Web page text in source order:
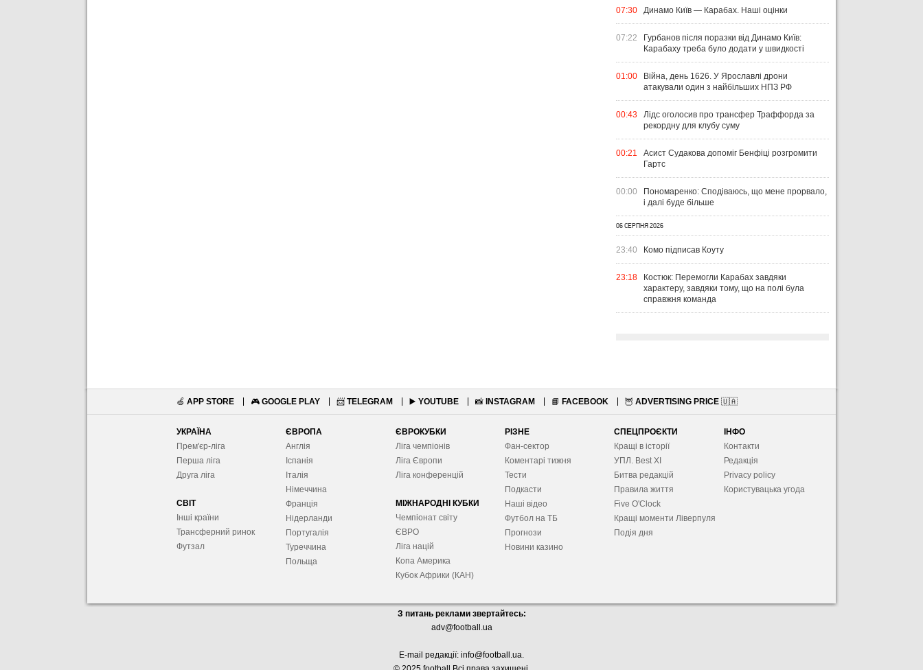
07:30 Динамо Київ — Карабах. Наші оцінки
07:22
Гурбанов після поразки від Динамо Київ:
Карабаху треба було додати у швидкості
01:00
Війна, день 1626. У Ярославлі дрони
атакували один з найбільших НПЗ РФ
00:43
Лідс оголосив про трансфер Траффорда за
рекордну для клубу суму
00:21
Асист Судакова допоміг Бенфіці розгромити
Гартс
00:00
Пономаренко: Сподіваюсь, що мене прорвало,
і далі буде більше
06 СЕРПНЯ 2026
23:40 Комо підписав Коуту
23:18
Костюк: Перемогли Карабах завдяки
характеру, завдяки тому, що на полі була
справжня команда
🍏 APP STORE 🎮 GOOGLE PLAY 📨 TELEGRAM ▶️ YOUTUBE 📸 INSTAGRAM 📘 FACEBOOK 🦉 ADVERTISING PRICE 🇺🇦
УКРАЇНА
Прем'єр-ліга
Перша ліга
Друга ліга
СВІТ
Інші країни
Трансферний ринок
Футзал
ЄВРОПА
Англія
Іспанія
Італія
Німеччина
Франція
Нідерланди
Португалія
Туреччина
Польща
ЄВРОКУБКИ
Ліга чемпіонів
Ліга Європи
Ліга конференцій
МІЖНАРОДНІ КУБКИ
Чемпіонат світу
ЄВРО
Ліга націй
Копа Америка
Кубок Африки (КАН)
РІЗНЕ
Фан-сектор
Коментарі тижня
Тести
Подкасти
Наші відео
Футбол на ТБ
Прогнози
Новини казино
СПЕЦПРОЄКТИ
Кращі в історії
УПЛ. Best XІ
Битва редакцій
Правила життя
Five O'Clock
Кращі моменти Ліверпуля
Подія дня
ІНФО
Контакти
Редакція
Privacy policy
Користувацька угода
З питань реклами звертайтесь:
adv@football.ua
E-mail редакції: info@football.ua.